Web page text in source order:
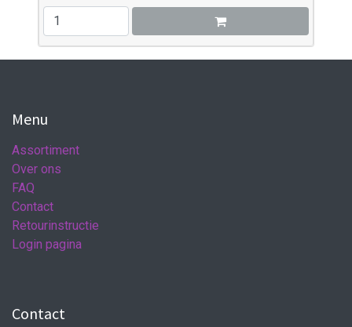
Menu
Assortiment
Over ons
FAQ
Contact
Retourinstructie
Login pagina
Contact